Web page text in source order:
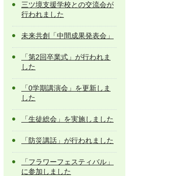
三ツ境支援学校との交流会が
行われました
未来共創「中間成果発表会」
「第2回卒業式」が行われま
した
「0学期講演会」を更新しま
した
「生徒総会」を実施しました
「防災講話」が行われました
「フラワーフェスティバル」
に参加しました